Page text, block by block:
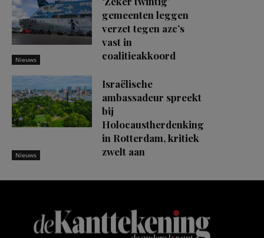
Nieuws
gemeenten leggen
verzet tegen azc’s
vast in
coalitieakkoord
Nieuws
Israëlische
ambassadeur spreekt
bij
Holocaustherdenking
in Rotterdam, kritiek
zwelt aan